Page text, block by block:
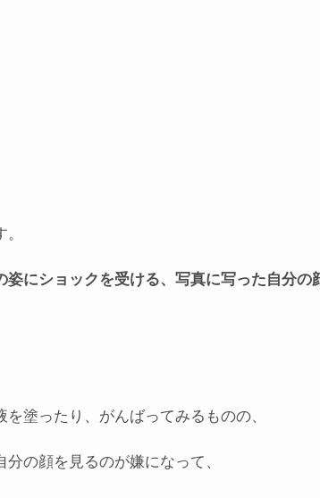
にショックを受ける、写真に写った自分の
塗ったり、がんばってみるものの、
の顔を見るのが嫌になって、